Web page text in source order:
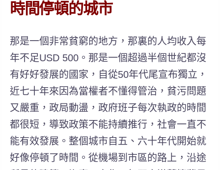
時間停頓的城市
那是一個非常貧窮的地方，那裏的人均收入每
年不足USD 500。那是一個超過半個世紀都沒
有好好發展的國家，自從50年代尾宣布獨立，
近七十年來因為當權者不懂得管治，貧污問題
又嚴重，政局動盪，政府班子每次執政的時間
都很短，導致政策不能持續推行，社會一直不
能有效發展。整個城市自五、六十年代開始就
好像停頓了時間。從機場到市區的路上，沿途